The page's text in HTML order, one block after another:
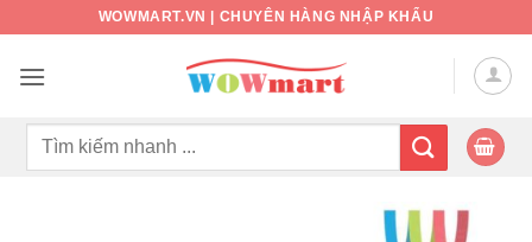
nội
WOWMART.VN | CHUYÊN HÀNG NHẬP KHẨU
Tìm